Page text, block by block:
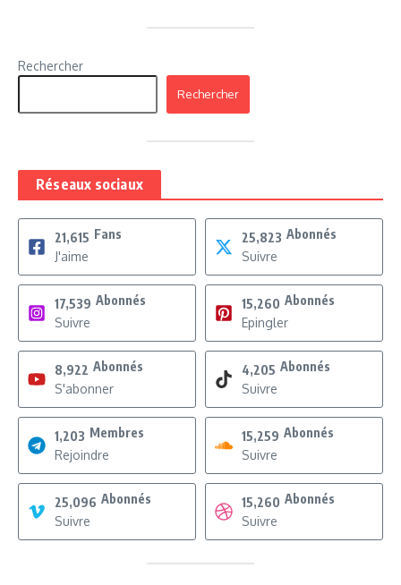
Rechercher
Rechercher
Réseaux sociaux
21,615 Fans
J'aime
25,823 Abonnés
Suivre
17,539 Abonnés
Suivre
15,260 Abonnés
Epingler
8,922 Abonnés
S'abonner
4,205 Abonnés
Suivre
1,203 Membres
Rejoindre
15,259 Abonnés
Suivre
25,096 Abonnés
Suivre
15,260 Abonnés
Suivre